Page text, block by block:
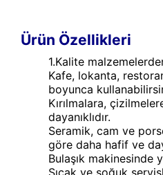
Ürün Özellikleri
1.Kalite
Kafe, lokanta,
boyunca
Kırılmalara,
dayanıklıdır.
Seramik, cam ve
göre daha hafif ve
Bulaşık makinesinde
Sıcak ve soğuk